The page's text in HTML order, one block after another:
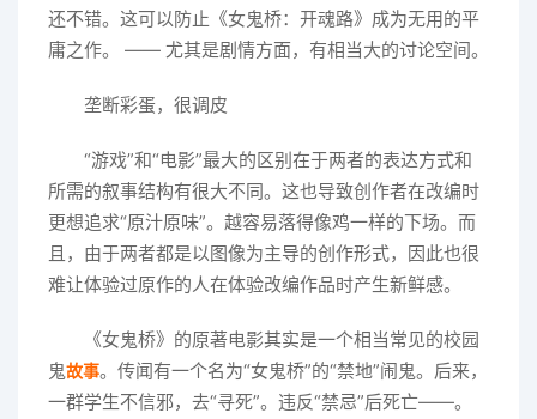
还不错。这可以防止《女鬼桥：开魂路》成为无用的平
庸之作。 —— 尤其是剧情方面，有相当大的讨论空间。
垄断彩蛋，很调皮
“游戏”和“电影”最大的区别在于两者的表达方式和
所需的叙事结构有很大不同。这也导致创作者在改编时
更想追求“原汁原味”。越容易落得像鸡一样的下场。而
且，由于两者都是以图像为主导的创作形式，因此也很
难让体验过原作的人在体验改编作品时产生新鲜感。
《女鬼桥》的原著电影其实是一个相当常见的校园
鬼故事。传闻有一个名为“女鬼桥”的“禁地”闹鬼。后来，
一群学生不信邪，去“寻死”。违反“禁忌”后死亡——。